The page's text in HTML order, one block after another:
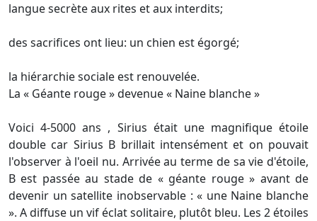
langue secrète aux rites et aux interdits;
des sacrifices ont lieu: un chien est égorgé;
la hiérarchie sociale est renouvelée.
La « Géante rouge » devenue « Naine blanche »
Voici 4-5000 ans , Sirius était une magnifique étoile
double car Sirius B brillait intensément et on pouvait
l'observer à l'oeil nu. Arrivée au terme de sa vie d'étoile,
B est passée au stade de « géante rouge » avant de
devenir un satellite inobservable : « une Naine blanche
». A diffuse un vif éclat solitaire, plutôt bleu. Les 2 étoiles